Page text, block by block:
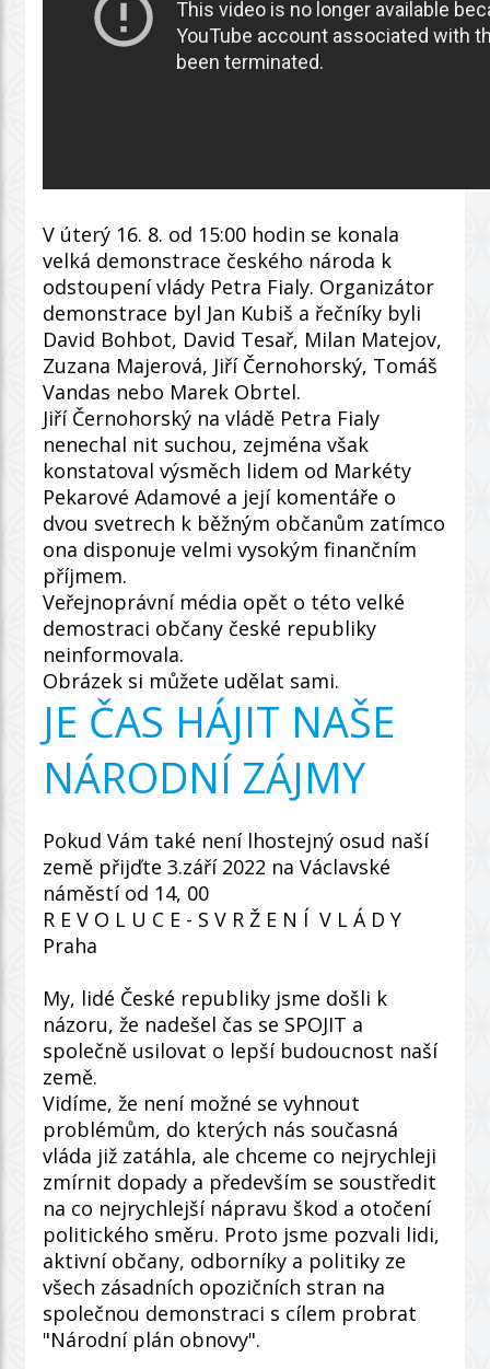
V úterý 16. 8. od 15:00 hodin se konala
velká demonstrace českého národa k
odstoupení vlády Petra Fialy. Organizátor
demonstrace byl Jan Kubiš a řečníky byli
David Bohbot, David Tesař, Milan Matejov,
Zuzana Majerová, Jiří Černohorský, Tomáš
Vandas nebo Marek Obrtel.
Jiří Černohorský na vládě Petra Fialy
nenechal nit suchou, zejména však
konstatoval výsměch lidem od Markéty
Pekarové Adamové a její komentáře o
dvou svetrech k běžným občanům zatímco
ona disponuje velmi vysokým finančním
příjmem.
Veřejnoprávní média opět o této velké
demostraci občany české republiky
neinformovala.
Obrázek si můžete udělat sami.
JE ČAS HÁJIT NAŠE
NÁRODNÍ ZÁJMY
Pokud Vám také není lhostejný osud naší
země přijďte 3.září 2022 na Václavské
náměstí od 14, 00
R E V O L U C E - S V R Ž E N Í V L Á D Y
Praha
My, lidé České republiky jsme došli k
názoru, že nadešel čas se SPOJIT a
společně usilovat o lepší budoucnost naší
země.
Vidíme, že není možné se vyhnout
problémům, do kterých nás současná
vláda již zatáhla, ale chceme co nejrychleji
zmírnit dopady a především se soustředit
na co nejrychlejší nápravu škod a otočení
politického směru. Proto jsme pozvali lidi,
aktivní občany, odborníky a politiky ze
všech zásadních opozičních stran na
společnou demonstraci s cílem probrat
"Národní plán obnovy".